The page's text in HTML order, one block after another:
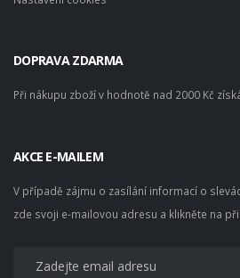
DOPRAVA ZDARMA
Při nákupu zboží v hodnotě nad 2000 Kč
AKCE E-MAILEM
V případě zájmu o zasílání informací o
zde svoji e-mailovou adresu a klikněte na